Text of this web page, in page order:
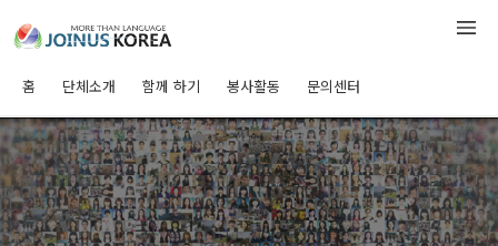
홈 단체소개 함께 하기 봉사활동 문의센터